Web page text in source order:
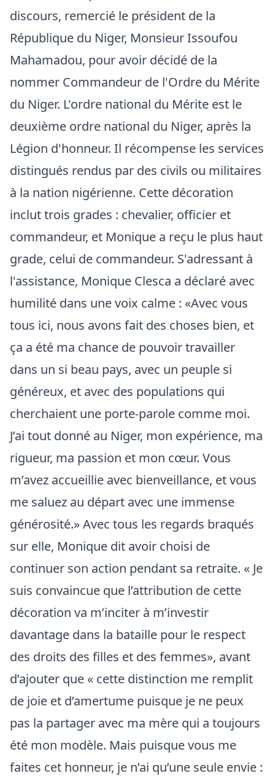
discours, remercié le président de la
République du Niger, Monsieur Issoufou
Mahamadou, pour avoir décidé de la
nommer Commandeur de l'Ordre du Mérite
du Niger. L'ordre national du Mérite est le
deuxième ordre national du Niger, après la
Légion d'honneur. Il récompense les services
distingués rendus par des civils ou militaires
à la nation nigérienne. Cette décoration
inclut trois grades : chevalier, officier et
commandeur, et Monique a reçu le plus haut
grade, celui de commandeur. S'adressant à
l'assistance, Monique Clesca a déclaré avec
humilité dans une voix calme : «Avec vous
tous ici, nous avons fait des choses bien, et
ça a été ma chance de pouvoir travailler
dans un si beau pays, avec un peuple si
généreux, et avec des populations qui
cherchaient une porte-parole comme moi.
J’ai tout donné au Niger, mon expérience, ma
rigueur, ma passion et mon cœur. Vous
m’avez accueillie avec bienveillance, et vous
me saluez au départ avec une immense
générosité.» Avec tous les regards braqués
sur elle, Monique dit avoir choisi de
continuer son action pendant sa retraite. « Je
suis convaincue que l’attribution de cette
décoration va m’inciter à m’investir
davantage dans la bataille pour le respect
des droits des filles et des femmes», avant
d’ajouter que « cette distinction me remplit
de joie et d’amertume puisque je ne peux
pas la partager avec ma mère qui a toujours
été mon modèle. Mais puisque vous me
faites cet honneur, je n’ai qu’une seule envie :